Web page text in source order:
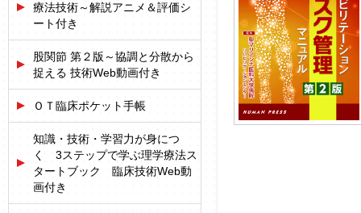
療法技術～解説アニメ＆評価シ
ート付き
股関節 第２版～協調と分散から
捉える 技術Web動画付き
ＯＴ臨床ポケット手帳
知識・技術・学習力が身につ
く 3ステップで学ぶ理学療法ス
タートブック 臨床技術Web動
画付き